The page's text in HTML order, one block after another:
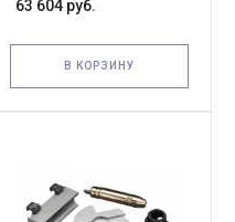
труба
63 604 руб.
В КОРЗИНУ